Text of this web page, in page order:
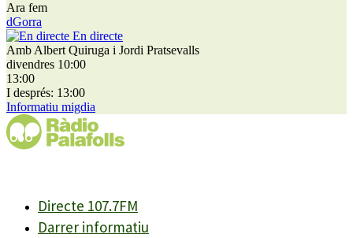
Ara fem
dGorra
En directe
Amb Albert Quiruga i Jordi Pratsevalls
divendres 10:00
13:00
I després: 13:00
Informatiu migdia
Directe 107.7FM
Darrer informatiu